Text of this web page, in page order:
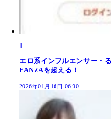
1
エロ系インフルエンサー・
FANZAを超える！
2026年01月16日 06:30